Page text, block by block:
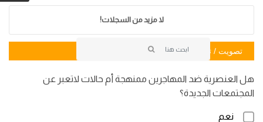
لا مزيد من السجلات!
تصويت / تصويت
هل العنصرية ضد المهاجرين ممنهجة أم حالات لاتعبر عن
المجتمعات الجديدة؟
نعم